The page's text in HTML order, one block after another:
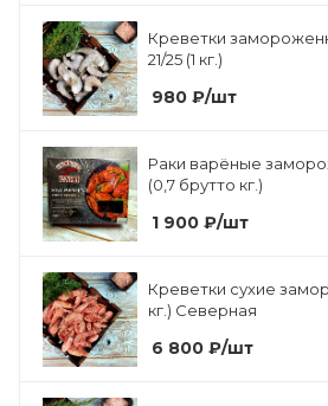
Креветки
21/25 (1 кг.)
980 ₽/шт
Раки варёные
(0,7 брутто кг.)
1 900 ₽/шт
Креветки сухие
кг.) Северная
6 800 ₽/шт